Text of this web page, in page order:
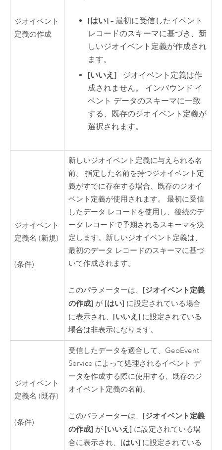
ジオイベント
定義の作成
[はい] – 最初に受信したイベント
レコードのスキーマに基づき、新
しいジオイベント定義が作成され
ます。
[いいえ] - ジオイベント定義は作
成されません。 インバウンド イ
ベント データのスキーマに一致
する、既存のジオイベント定義が
選択されます。
ジオイベント
定義名 (新規)
(条件)
新しいジオイベント定義に与えられる名
前。 指定した名前を持つジオイベント定
義がすでに存在する場合、既存のジオイ
ベント定義が使用されます。 最初に受信
したデータ レコードを使用し、後続のデ
ータ レコードで予期されるスキーマを決
定します。新しいジオイベント定義は、
最初のデータ レコードのスキーマに基づ
いて作成されます。
このパラメーターは、 [ジオイベント定義
の作成] が [はい] に設定されている場合
に表示され、 [いいえ] に設定されている
場合は非表示になります。
ジオイベント
定義名 (既存)
(条件)
受信したデータを適合して、GeoEvent
Service によって処理されるイベント デ
ータを作成する際に使用する、既存のジ
オイベント定義の名前。
このパラメーターは、 [ジオイベント定義
の作成] が [いいえ] に設定されている場
合に表示され、 [はい] に設定されている